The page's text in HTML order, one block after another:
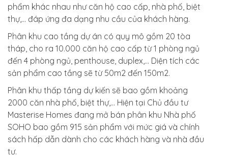
phẩm khác nhau như căn hộ cao cấp, nhà phố, biệt
thự,… đáp ứng đa dạng nhu cầu của khách hàng.
Phân khu cao tầng dự án có quy mô gồm 20 tòa
tháp, cho ra 10.000 căn hộ cao cấp từ 1 phòng ngủ
đến 4 phòng ngủ, penthouse, duplex,… Diện tích các
sản phẩm cao tầng sẽ từ 50m2 đến 150m2.
Phân khu thấp tầng dự kiến sẽ bao gồm khoảng
2000 căn nhà phố, biệt thự,… Hiện tại Chủ đầu tư
Masterise Homes đang mở bán phân khu Nhà phố
SOHO bao gồm 915 sản phẩm với mức giá và chính
sách hấp dẫn dành cho các khách hàng và nhà đầu
tư.